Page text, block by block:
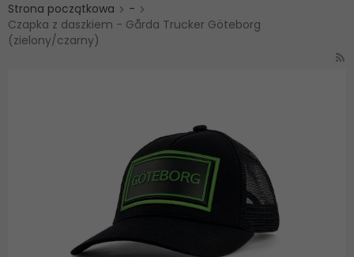
Strona początkowa
-
Czapka z daszkiem - Gårda Trucker Göteborg
(zielony/czarny)